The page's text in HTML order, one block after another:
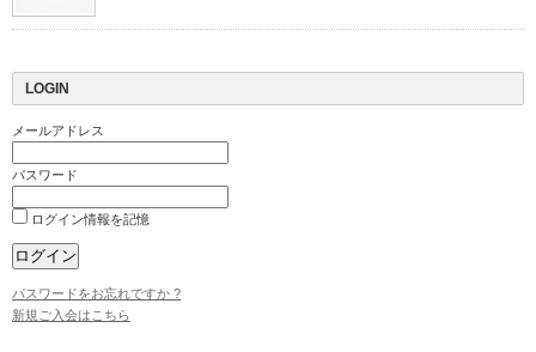
LOGIN
メールアドレス
パスワード
ログイン情報を記憶
パスワードをお忘れですか ?
新規ご入会はこちら